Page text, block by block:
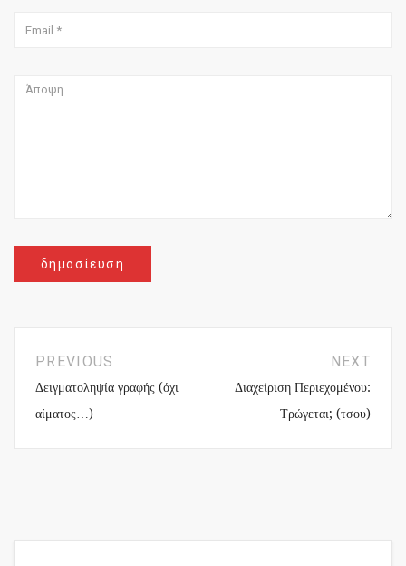
PREVIOUS
Δειγματοληψία γραφής (όχι
αίματος…)
NEXT
Διαχείριση Περιεχομένου:
Τρώγεται; (τσου)